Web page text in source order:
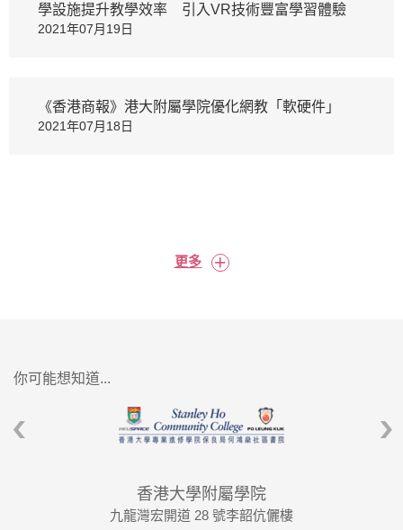
學設施提升教學效率 引入VR技術豐富學習體驗
2021年07月19日
《香港商報》港大附屬學院優化網教「軟硬件」
2021年07月18日
更多 +
你可能想知道...
香港大學附屬學院
九龍灣宏開道 28 號李韶伉儷樓